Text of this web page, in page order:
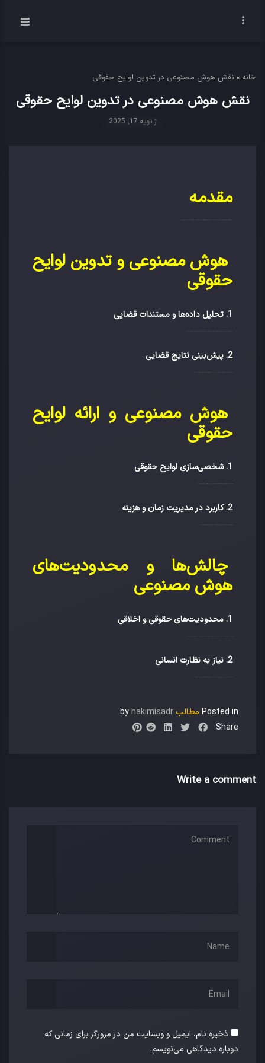
خانه » نقش هوش مصنوعی در تدوین لوایح حقوقی
نقش هوش مصنوعی در تدوین لوایح حقوقی
ژانویه 17, 2025
مقدمه
هوش مصنوعی و تدوین لوایح
حقوقی
1. تحلیل داده‌ها و مستندات قضایی
2. پیش‌بینی نتایج قضایی
هوش مصنوعی و ارائه لوایح
حقوقی
1. شخصی‌سازی لوایح حقوقی
2. کاربرد در مدیریت زمان و هزینه
چالش‌ها و محدودیت‌های
هوش مصنوعی
1. محدودیت‌های حقوقی و اخلاقی
2. نیاز به نظارت انسانی
Posted in مطالب hakimisadr
Share:
Write a comment
ذخیره نام، ایمیل و وبسایت من در مرورگر برای زمانی که
دوباره دیدگاهی می‌نویسم.